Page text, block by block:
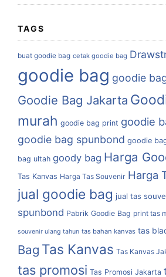
TAGS
buat goodie bag cetak goodie bag
goodie bag goodie
Goodie Bag Jakarta
murah goodie bag print goodie
goodie bag spunbond goodie
bag ultah goody bag Harga
Tas Kanvas Harga Tas Souvenir Harga
jual goodie bag jual tas
spunbond Pabrik Goodie Bag print tas
souvenir ulang tahun tas bahan kanvas tas
Bag Tas Kanvas Tas Kanvas
tas promosi Tas Promosi Jakarta